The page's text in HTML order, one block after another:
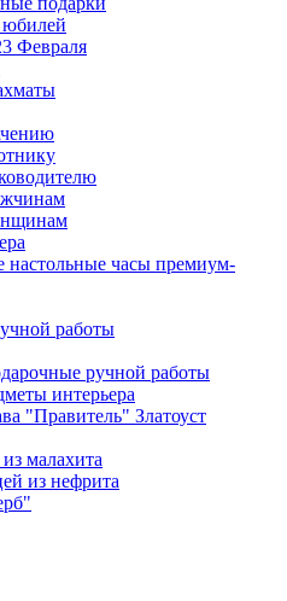
Февраля
настольные часы премиум-
работы
ручной работы
интерьера
"Правитель" Златоуст
малахита
из нефрита